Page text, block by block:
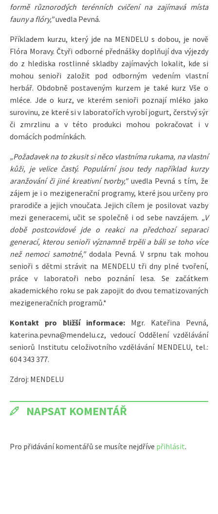
formě různorodých terénních cvičení na zajímavá místa
fauny a flóry,"uvedla Pevná.
Příkladem kurzu, který jde na MENDELU s dobou, je nově
Flóra Moravy. Čtyři odborné přednášky doplňují dva výjezdy
do z hlediska rostlinné skladby zajímavých lokalit, kde si
mohou senioři založit pod odborným vedením vlastní
herbář. Obdobně postaveným kurzem je také kurz Vše o
mléce. Jde o kurz, ve kterém senioři poznají mléko jako
surovinu, ze které si v laboratořích vyrobí jogurt, čerstvý sýr
či zmrzlinu a v této produkci mohou pokračovat i v
domácích podmínkách.
„Požadavek na to zkusit si něco vlastníma rukama, na vlastní
kůži, je velice častý. Populární jsou tedy například kurzy
aranžování či jiné kreativní tvorby,"uvedla Pevná s tím, že
zájem je i o mezigenerační programy, které jsou určeny pro
prarodiče a jejich vnoučata. Jejich cílem je posilovat vazby
mezi generacemi, učit se společně i od sebe navzájem. „V
době postcovidové jde o reakci na předchozí separaci
generací, kterou senioři významně trpěli a báli se toho více
než nemoci samotné,"dodala Pevná. V srpnu tak mohou
senioři s dětmi strávit na MENDELU tři dny plné tvoření,
práce v laboratoři nebo poznání lesa. Se začátkem
akademického roku se pak zapojit do dvou tematizovaných
mezigeneračních programů.*
Kontakt pro bližší informace:Mgr. Kateřina Pevná,
katerina.pevna@mendelu.cz, vedoucí Oddělení vzdělávání
seniorů Institutu celoživotního vzdělávání MENDELU, tel.:
604 343 377.
Zdroj: MENDELU
NAPSAT KOMENTÁŘ
Pro přidávání komentářů se musíte nejdříve přihlásit.